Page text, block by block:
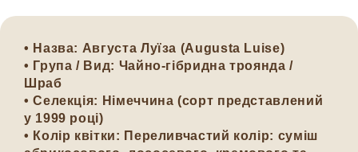
• Назва: Августа Луїза (Augusta Luise)
• Група / Вид: Чайно-гібридна троянда /
Шраб
•Селекція: Німеччина (сорт представлений
у 1999 році)
• Колір квітки: Переливчастий колір: суміш